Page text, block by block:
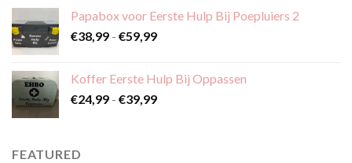
€39,99
Papabox voor Eerste Hulp Bij Poepluiers 2
€38,99 - €59,99Prijsklasse:
€59,99
Koffer Eerste Hulp Bij Oppassen
€24,99 - €39,99Prijsklasse:
FEATURED